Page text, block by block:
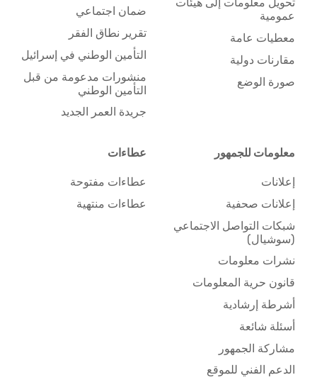
تحويل معلومات إلى هيئات
عمومية
معطيات عامة
مقارنات دولية
صورة الوضع
ضمان اجتماعي
تقرير نطاق الفقر
التأمين الوطني في إسرائيل
منشورات مدعومة من قبل
التأمين الوطني
جريدة العمر الجديد
معلومات للجمهور
إعلانات
إعلانات صحفية
شبكات التواصل الاجتماعي
(سوشيال)
نشرات معلومات
قانون حرية المعلومات
أشرطة إرشادية
أسئلة شائعة
مشاركة الجمهور
الدعم الفني للموقع
عطاءات
عطاءات مفتوحة
عطاءات منتهية